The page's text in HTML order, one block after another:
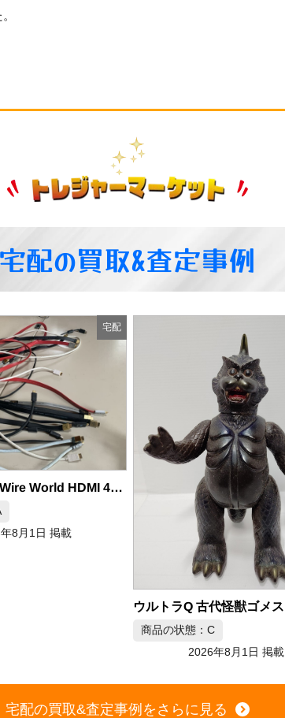
宅配の買取&査定事例
宅配
商品の状態：B
2026年8月1日 掲載
宅配の買取&査定事例をさらに見る